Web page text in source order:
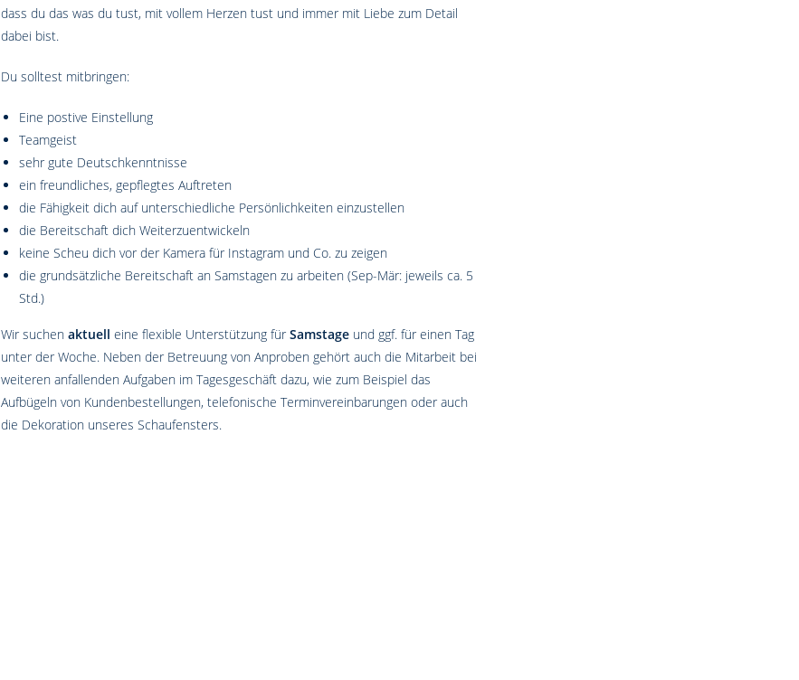
dass du das was du tust, mit vollem Herzen tust und immer mit Liebe zum Detail
dabei bist.
Du solltest mitbringen:
Eine postive Einstellung
Teamgeist
sehr gute Deutschkenntnisse
ein freundliches, gepflegtes Auftreten
die Fähigkeit dich auf unterschiedliche Persönlichkeiten einzustellen
die Bereitschaft dich Weiterzuentwickeln
keine Scheu dich vor der Kamera für Instagram und Co. zu zeigen
die grundsätzliche Bereitschaft an Samstagen zu arbeiten (Sep-Mär: jeweils ca. 5
Std.)
Wir suchen aktuell eine flexible Unterstützung für Samstage und ggf. für einen Tag
unter der Woche. Neben der Betreuung von Anproben gehört auch die Mitarbeit bei
weiteren anfallenden Aufgaben im Tagesgeschäft dazu, wie zum Beispiel das
Aufbügeln von Kundenbestellungen, telefonische Terminvereinbarungen oder auch
die Dekoration unseres Schaufensters.